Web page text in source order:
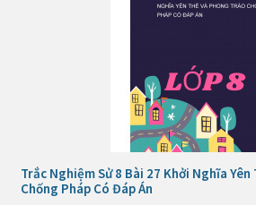
Trắc Nghiệm Sử 8 Bài 27 Khởi Nghĩa
Chống Pháp Có Đáp Án